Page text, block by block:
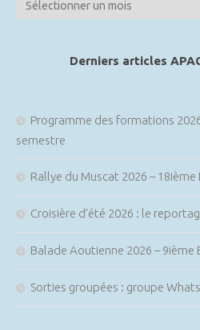
Derniers articles
Programme des formations
semestre
Rallye du Muscat 2026 – 18ième
Croisière d’été 2026 : le
Balade Aoutienne 2026 – 9ième
Sorties groupées : groupe